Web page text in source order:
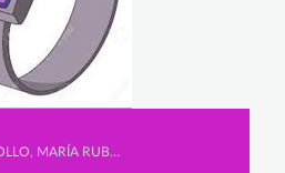
Secundaria, CRISTINA REBOLLO, MARÍA RUBIO y ALLEGRA MEAZZA